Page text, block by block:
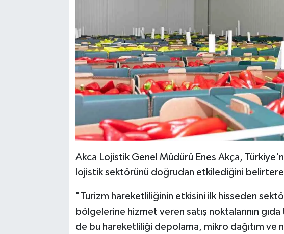
Akca Lojistik Genel Müdürü Enes Akça,
lojistik sektörünü doğrudan etkilediğini
"Turizm hareketliliğinin etkisini ilk hisseden
bölgelerine hizmet veren satış noktalarının
de bu hareketliliği depolama, mikro dağıtım ve